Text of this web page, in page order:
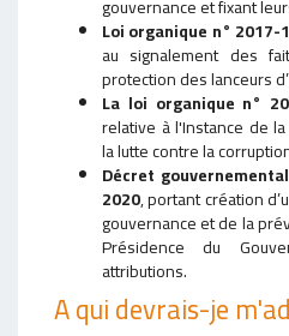
gouvernance et fixant
Loi organique n° 2017-
au signalement des
protection des lanceurs
La loi organique n°
relative à l'Instance de
la lutte contre la
Décret
2020, portant création
gouvernance et de la
Présidence du
attributions.
A qui devrais-je